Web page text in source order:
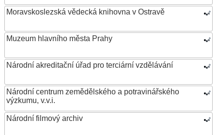
Moravskoslezská vědecká knihovna v Ostravě
Muzeum hlavního města Prahy
Národní akreditační úřad pro terciární vzdělávání
Národní centrum zemědělského a potravinářského
výzkumu, v.v.i.
Národní filmový archiv